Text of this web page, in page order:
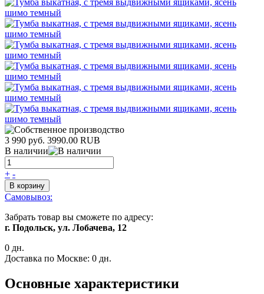
3 990 руб. 3990.00 RUB
В наличии
+ -
В корзину
Самовывоз:
Забрать товар вы сможете по адресу:
г. Подольск, ул. Лобачева, 12
0 дн.
Доставка по Москве: 0 дн.
Основные характеристики